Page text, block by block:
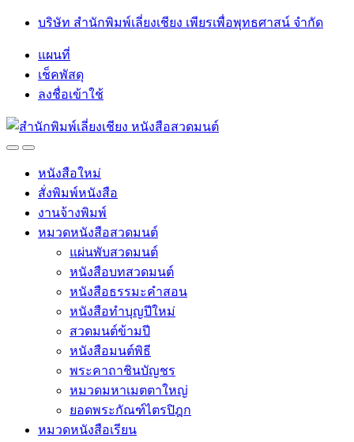
Skip
navigation
Skip
บริษัท สำนักพิมพ์เลี่ยงเชียง เพียรเพื่อพุทธศาสน์ จำกัด
แผนที่
เช็คพัสดุ
ลงชื่อเข้าใช้
OpenClose
หนังสือใหม่
สั่งพิมพ์หนังสือ
งานจ้างพิมพ์
หมวดหนังสือสวดมนต์
แผ่นพับสวดมนต์
หนังสือบทสวดมนต์
หนังสือธรรมะคำสอน
หนังสือทำบุญปีใหม่
สวดมนต์ข้ามปี
หนังสือมนต์พิธี
พระคาถาชินบัญชร
หมวดมหาเมตตาใหญ่
ยอดพระกัณฑ์ไตรปิฎก
หมวดหนังสือเรียน